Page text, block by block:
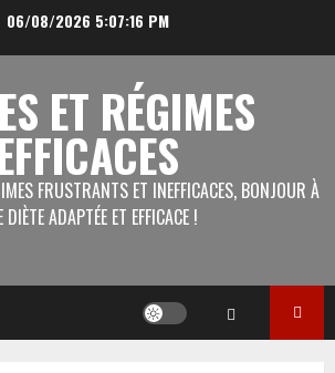
06/08/2026 5:07:16 PM
ET RÉGIMES
FRUSTRANTS ET INEFFICACES, BONJOUR À
DIÈTE ADAPTÉE ET EFFICACE !